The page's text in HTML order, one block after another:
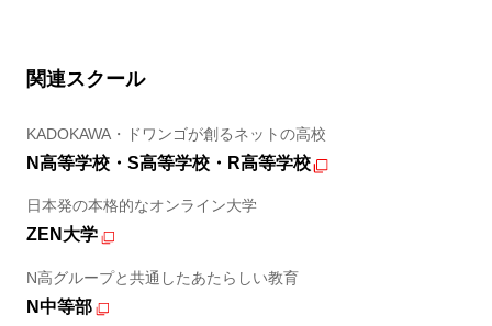
関連スクール
KADOKAWA・ドワンゴが創るネットの高校
N高等学校・S高等学校・R高等学校
日本発の本格的なオンライン大学
ZEN大学
N高グループと共通したあたらしい教育
N中等部